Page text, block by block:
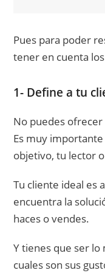
Pues para poder
tener en cuenta
1- Define a tu
No puedes
Es muy
objetivo, tu lector
Tu cliente ideal es
encuentra la
haces o vendes.
Y tienes que ser
cuales son sus